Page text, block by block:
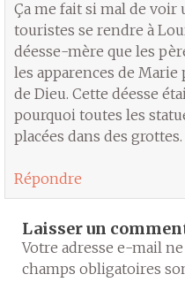
Ça me fait si mal de
touristes se rendre à
déesse-mère que les
les apparences de
de Dieu. Cette déesse
pourquoi toutes les
placées dans des grottes.
Répondre
Laisser un
Votre adresse e-mail
champs obligatoires